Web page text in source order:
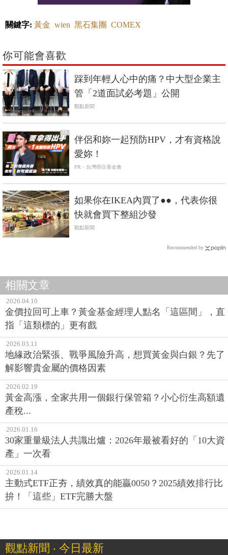
關鍵字: 黃金 wien 黑石集團 COMEX
你可能會喜歡
踩到年輕人心中的痛？中大型企業主
管「2道面試必考題」公開
觀點新聞
PR
伴侶和妳一起預防HPV，才有資格說
愛妳！
PR・台灣癌症基金會
如果你在IKEA內買了●●，代表你很
快就會買下整組沙發
觀點新聞
Recommended by
相關文章
2026.04.10
金價拉回可上車？黃金基金經理人點名「這區間」，直
指「這類標的」更有戲
2026.03.11
地緣政治緊張、戰爭風險升高，想買黃金與白銀？先了
解影響貴金屬的價格因素
2026.02.19
黃金高漲，全家共用一個銀行保管箱？小心衍生高額遺
產稅...
2026.01.16
30家重量級法人共識出爐：2026年最被看好的「10大資
產」一次看
2026.01.14
主動式ETF正夯，績效真的能贏0050？2025績效排行比
拚！「這些」ETF完勝大盤
觀點新聞 ‧ 今日最新